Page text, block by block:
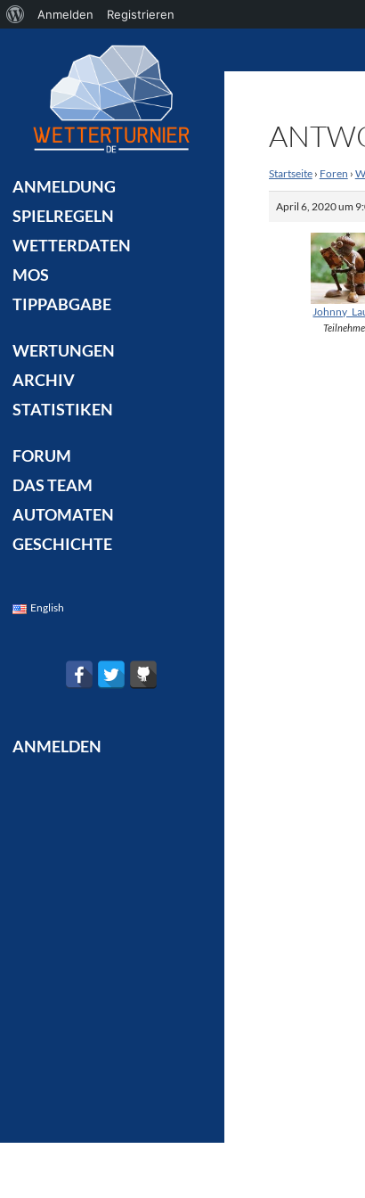
Startseite › Foren ›
April 6, 2020 um
ANMELDUNG
SPIELREGELN
WETTERDATEN
MOS
TIPPABGABE
WERTUNGEN
ARCHIV
STATISTIKEN
FORUM
DAS TEAM
AUTOMATEN
GESCHICHTE
English
ANMELDEN
Über
Anmelden Registrieren